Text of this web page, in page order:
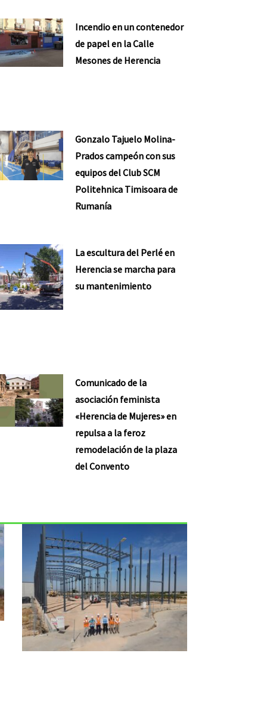
Incendio en un contenedor
de papel en la Calle
Mesones de Herencia
Gonzalo Tajuelo Molina-
Prados campeón con sus
equipos del Club SCM
Politehnica Timisoara de
Rumanía
La escultura del Perlé en
Herencia se marcha para
su mantenimiento
Comunicado de la
asociación feminista
«Herencia de Mujeres» en
repulsa a la feroz
remodelación de la plaza
del Convento